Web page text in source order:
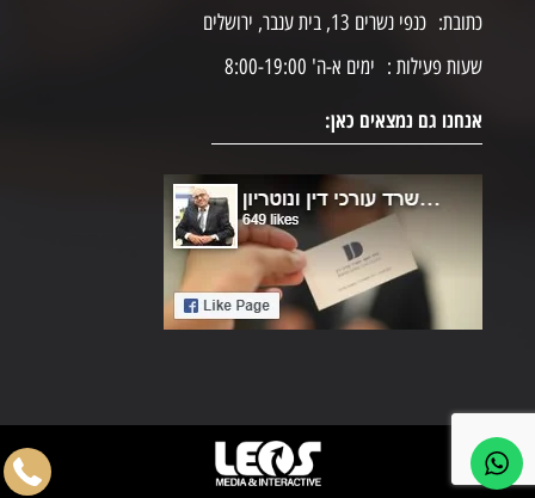
כתובת: כנפי נשרים 13, בית ענבר, ירושלים
שעות פעילות : ימים א-ה' 8:00-19:00
אנחנו גם נמצאים כאן: